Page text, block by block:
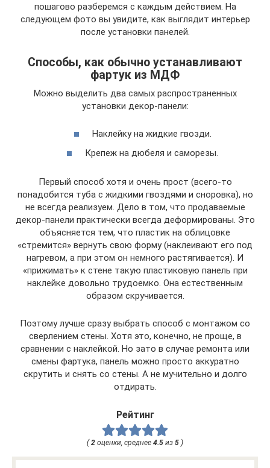
пошагово разберемся с каждым действием. На
следующем фото вы увидите, как выглядит интерьер
после установки панелей.
Способы, как обычно устанавливают
фартук из МДФ
Можно выделить два самых распространенных
установки декор-панели:
Наклейку на жидкие гвозди.
Крепеж на дюбеля и саморезы.
Первый способ хотя и очень прост (всего-то
понадобится туба с жидкими гвоздями и сноровка), но
не всегда реализуем. Дело в том, что продаваемые
декор-панели практически всегда деформированы. Это
объясняется тем, что пластик на облицовке
«стремится» вернуть свою форму (наклеивают его под
нагревом, а при этом он немного растягивается). И
«прижимать» к стене такую пластиковую панель при
наклейке довольно трудоемко. Она естественным
образом скручивается.
Поэтому лучше сразу выбрать способ с монтажом со
сверлением стены. Хотя это, конечно, не проще, в
сравнении с наклейкой. Но зато в случае ремонта или
смены фартука, панель можно просто аккуратно
скрутить и снять со стены. А не мучительно и долго
отдирать.
Рейтинг
( 2 оценки, среднее 4.5 из 5 )